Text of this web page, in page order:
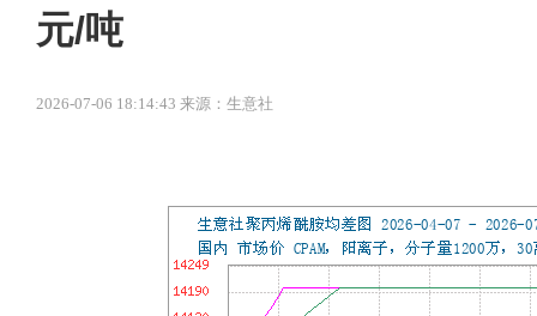
元/吨
2026-07-06 18:14:43 来源：生意社